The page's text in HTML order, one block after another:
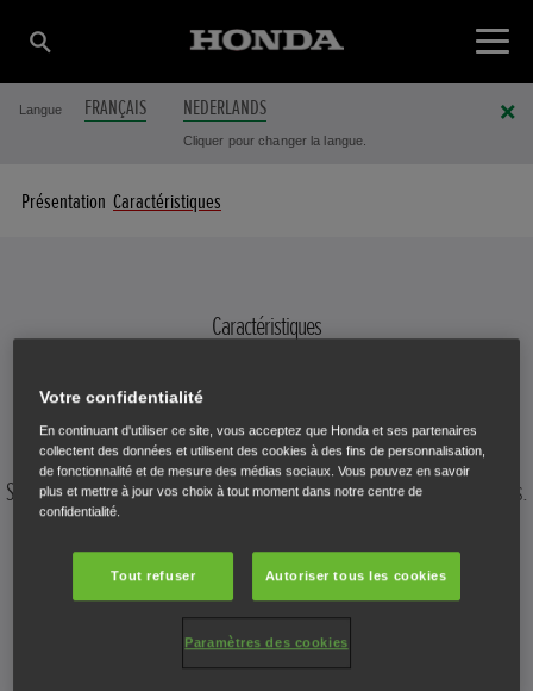
Langue FRANÇAIS NEDERLANDS
Cliquer pour changer la langue.
Présentation Caractéristiques
Caractéristiques
TRONÇONNEUSE À BATTERIE
Sélectionnez un produit à batterie pour afficher ses caractéristiques.
HHC 36 BXB
Votre confidentialité
En continuant d'utiliser ce site, vous acceptez que Honda et ses partenaires
collectent des données et utilisent des cookies à des fins de personnalisation,
de fonctionnalité et de mesure des médias sociaux. Vous pouvez en savoir
plus et mettre à jour vos choix à tout moment dans notre centre de
confidentialité.
Tout refuser Autoriser tous les cookies
Paramètres des cookies